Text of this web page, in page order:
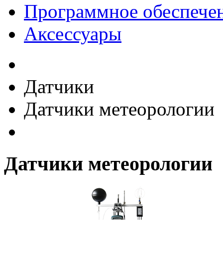
Программное
Аксессуары
Датчики
Датчики метеорологии
Датчики метеорологии